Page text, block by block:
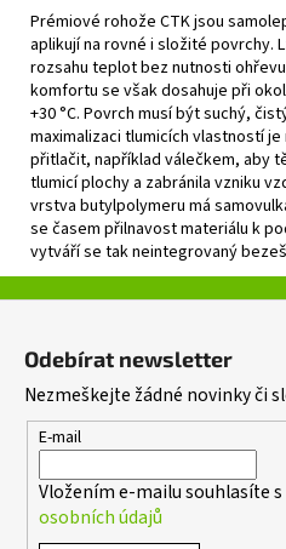
Prémiové rohože CTK jsou
aplikují na rovné i složité povrchy.
rozsahu teplot bez nutnosti
komfortu se však dosahuje při
+30 °C. Povrch musí být suchý,
maximalizaci tlumicích vlastností
přitlačit, například válečkem, aby
tlumicí plochy a zabránila vzniku
vrstva butylpolymeru má
se časem přilnavost materiálu k
vytváří se tak neintegrovaný
Odebírat newsletter
Nezmeškejte žádné novinky či
E-mail
Vložením e-mailu souhlasíte s
osobních údajů